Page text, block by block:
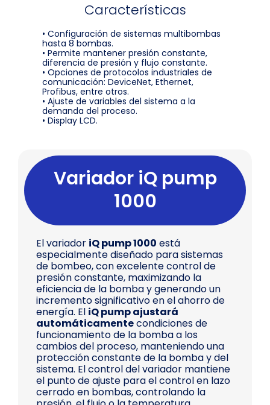
Características
• Configuración de sistemas multibombas
hasta 8 bombas.
• Permite mantener presión constante,
diferencia de presión y flujo constante.
• Opciones de protocolos industriales de
comunicación: DeviceNet, Ethernet,
Profibus, entre otros.
• Ajuste de variables del sistema a la
demanda del proceso.
• Display LCD.
Variador iQ pump
1000
El variador iQ pump 1000 está
especialmente diseñado para sistemas
de bombeo, con excelente control de
presión constante, maximizando la
eficiencia de la bomba y generando un
incremento significativo en el ahorro de
energía. El iQ pump ajustará
automáticamentecondiciones de
funcionamiento de la bomba a los
cambios del proceso, manteniendo una
protección constante de la bomba y del
sistema. El control del variador mantiene
el punto de ajuste para el control en lazo
cerrado en bombas, controlando la